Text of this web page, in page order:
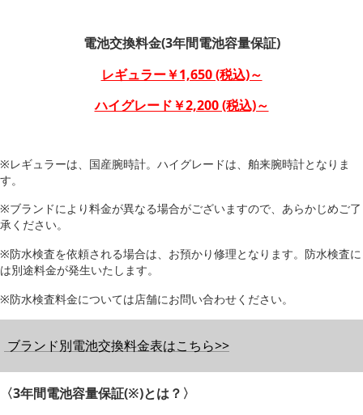
電池交換料金(3年間電池容量保証)
レギュラー￥1,650 (税込)～
ハイグレード￥2,200 (税込)～
※レギュラーは、国産腕時計。ハイグレードは、舶来腕時計となりま
す。
※ブランドにより料金が異なる場合がございますので、あらかじめご了
承ください。
※防水検査を依頼される場合は、お預かり修理となります。防水検査に
は別途料金が発生いたします。
※防水検査料金については店舗にお問い合わせください。
ブランド別電池交換料金表はこちら>>
〈3年間電池容量保証(※)とは？〉